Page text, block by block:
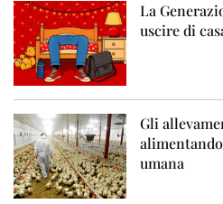
La
uscire di
Gli
umana